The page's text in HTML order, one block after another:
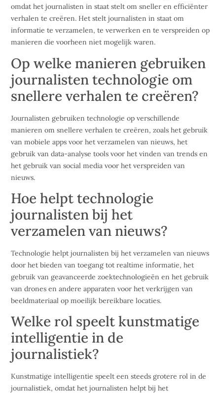
omdat het journalisten in staat stelt om sneller en efficiënter
verhalen te creëren. Het stelt journalisten in staat om
informatie te verzamelen, te verwerken en te verspreiden op
manieren die voorheen niet mogelijk waren.
Op welke manieren gebruiken
journalisten technologie om
snellere verhalen te creëren?
Journalisten gebruiken technologie op verschillende
manieren om snellere verhalen te creëren, zoals het gebruik
van mobiele apps voor het verzamelen van nieuws, het
gebruik van data-analyse tools voor het vinden van trends en
het gebruik van social media voor het verspreiden van
nieuws.
Hoe helpt technologie
journalisten bij het
verzamelen van nieuws?
Technologie helpt journalisten bij het verzamelen van nieuws
door het bieden van toegang tot realtime informatie, het
gebruik van geavanceerde zoektechnologieën en het gebruik
van drones en andere apparaten voor het verkrijgen van
beeldmateriaal op moeilijk bereikbare locaties.
Welke rol speelt kunstmatige
intelligentie in de
journalistiek?
Kunstmatige intelligentie speelt een steeds grotere rol in de
journalistiek, omdat het journalisten helpt bij het